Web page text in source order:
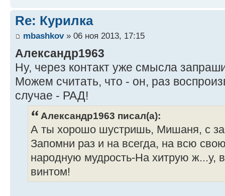
Re: Курилка
mbashkov» 06 ноя 2013, 17:15
Александр1963
Ну, через контакт уже смысла
Можем считать, что - он, раз
случае - РАД!
Александр1963 писал(а):
А ты хорошо шустришь, Мишаня, с
Запомни раз и на всегда, на всю
народную мудрость-На хитрую ж...у,
винтом!